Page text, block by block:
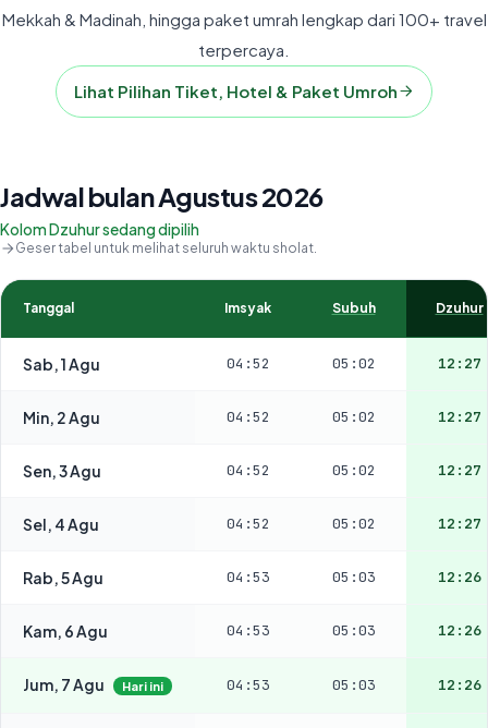
Mekkah & Madinah, hingga paket umrah lengkap dari 100+ travel
terpercaya.
Lihat Pilihan Tiket, Hotel & Paket Umroh
Jadwal bulan Agustus 2026
Kolom Dzuhur sedang dipilih
Geser tabel untuk melihat seluruh waktu sholat.
Tanggal Imsyak Subuh Dzuhur
Sab, 1 Agu 04:52 05:02 12:27
Min, 2 Agu 04:52 05:02 12:27
Sen, 3 Agu 04:52 05:02 12:27
Sel, 4 Agu 04:52 05:02 12:27
Rab, 5 Agu 04:53 05:03 12:26
Kam, 6 Agu 04:53 05:03 12:26
Jum, 7 Agu Hari ini 04:53 05:03 12:26